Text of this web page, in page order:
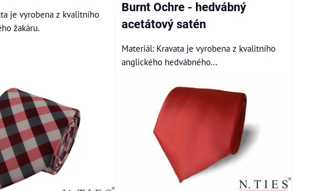
je vyrobena z kvalitního
žakáru.
Burnt Ochre - hedvábný
acetátový satén
Materiál: Kravata je vyrobena z kvalitního
anglického hedvábného...